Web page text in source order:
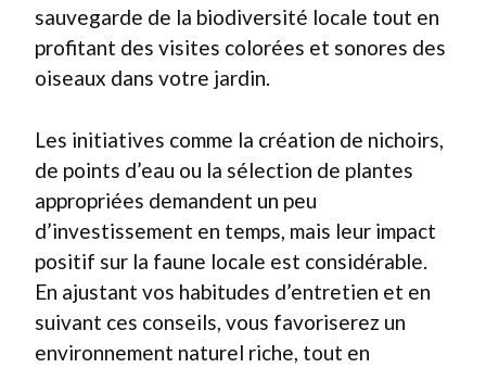
sauvegarde de la biodiversité locale tout en
profitant des visites colorées et sonores des
oiseaux dans votre jardin.
Les initiatives comme la création de nichoirs,
de points d’eau ou la sélection de plantes
appropriées demandent un peu
d’investissement en temps, mais leur impact
positif sur la faune locale est considérable.
En ajustant vos habitudes d’entretien et en
suivant ces conseils, vous favoriserez un
environnement naturel riche, tout en